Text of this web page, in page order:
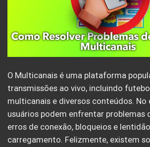
O Multicanais é uma plataforma
transmissões ao vivo, incluindo
multicanais e diversos conteúdos. No
usuários podem enfrentar problemas
erros de conexão, bloqueios e
carregamento. Felizmente, existem